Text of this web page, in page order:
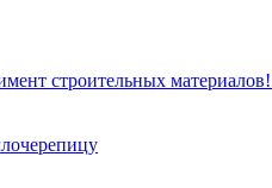
строительных